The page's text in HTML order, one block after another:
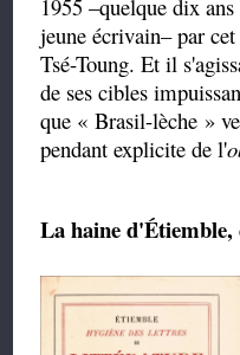
1955 –quelque dix
jeune écrivain– par
Tsé-Toung. Et il
de ses cibles
que « Brasil-lèche »
pendant explicite de l'
La haine